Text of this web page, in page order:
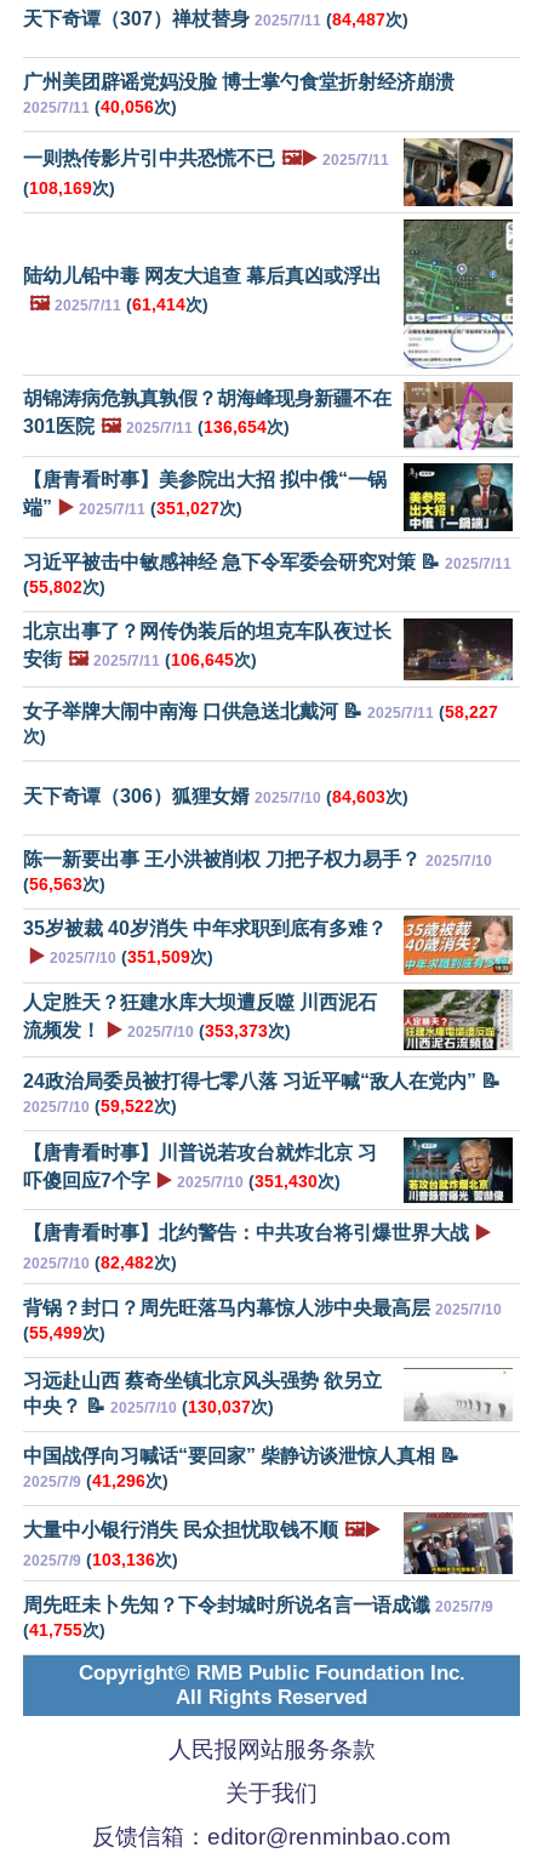
天下奇谭（307）禅杖替身 2025/7/11 (84,487次)
广州美团辟谣党妈没脸 博士掌勺食堂折射经济崩溃
2025/7/11 (40,056次)
一则热传影片引中共恐慌不已 🖼️▶️ 2025/7/11
(108,169次)
陆幼儿铅中毒 网友大追查 幕后真凶或浮出
🖼️ 2025/7/11 (61,414次)
胡锦涛病危孰真孰假？胡海峰现身新疆不在
301医院 🖼️ 2025/7/11 (136,654次)
【唐青看时事】美参院出大招 拟中俄“一锅
端” ▶️ 2025/7/11 (351,027次)
习近平被击中敏感神经 急下令军委会研究对策 📝 2025/7/11
(55,802次)
北京出事了？网传伪装后的坦克车队夜过长
安街 🖼️ 2025/7/11 (106,645次)
女子举牌大闹中南海 口供急送北戴河 📝 2025/7/11 (58,227
次)
天下奇谭（306）狐狸女婿 2025/7/10 (84,603次)
陈一新要出事 王小洪被削权 刀把子权力易手？ 2025/7/10
(56,563次)
35岁被裁 40岁消失 中年求职到底有多难？
▶️ 2025/7/10 (351,509次)
人定胜天？狂建水库大坝遭反噬 川西泥石
流频发！
▶️ 2025/7/10 (353,373次)
24政治局委员被打得七零八落 习近平喊“敌人在党内” 📝
2025/7/10 (59,522次)
【唐青看时事】川普说若攻台就炸北京 习
吓傻回应7个字 ▶️ 2025/7/10 (351,430次)
【唐青看时事】北约警告：中共攻台将引爆世界大战 ▶️
2025/7/10 (82,482次)
背锅？封口？周先旺落马内幕惊人涉中央最高层 2025/7/10
(55,499次)
习远赴山西 蔡奇坐镇北京风头强势 欲另立
中央？ 📝 2025/7/10 (130,037次)
中国战俘向习喊话“要回家” 柴静访谈泄惊人真相 📝
2025/7/9 (41,296次)
大量中小银行消失 民众担忧取钱不顺 🖼️▶️
2025/7/9 (103,136次)
周先旺未卜先知？下令封城时所说名言一语成谶 2025/7/9
(41,755次)
Copyright© RMB Public Foundation Inc.
All Rights Reserved
人民报网站服务条款
关于我们
反馈信箱： editor@renminbao.com